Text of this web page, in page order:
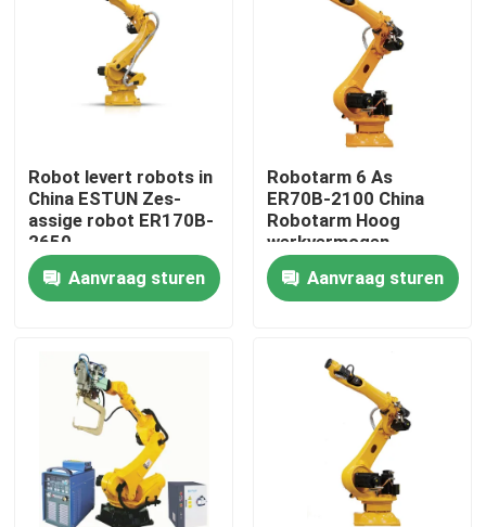
VR-show
Over ons
Fabriekstocht
Neem contact met ons op
Gevallen
Robot levert robots in
China ESTUN Zes-
assige robot ER170B-
2650
Aanvraag sturen
Robotarm 6 As
ER70B-2100 China
Robotarm Hoog
werkvermogen
Aanvraag sturen